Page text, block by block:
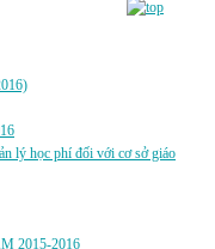
lý học phí đối với cơ sở giáo
2015-2016